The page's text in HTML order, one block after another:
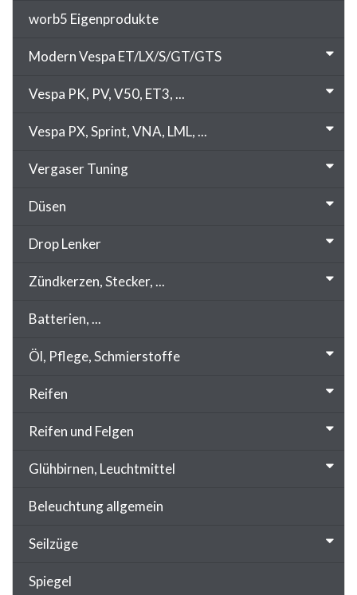
worb5 Eigenprodukte
Modern Vespa ET/LX/S/GT/GTS
Vespa PK, PV, V50, ET3, ...
Vespa PX, Sprint, VNA, LML, ...
Vergaser Tuning
Düsen
Drop Lenker
Zündkerzen, Stecker, ...
Batterien, ...
Öl, Pflege, Schmierstoffe
Reifen
Reifen und Felgen
Glühbirnen, Leuchtmittel
Beleuchtung allgemein
Seilzüge
Spiegel